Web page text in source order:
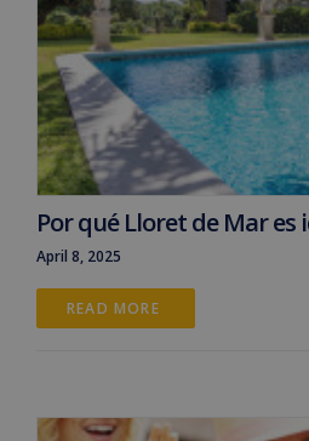
Por qué Lloret de Mar es
April 8, 2025
READ MORE